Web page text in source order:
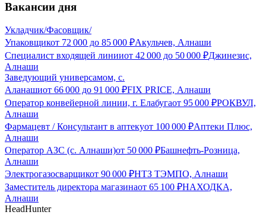
Вакансии дня
Укладчик/Фасовщик/
Упаковщикот 72 000 до 85 000 ₽Акульчев, Алнаши
Специалист входящей линииот 42 000 до 50 000 ₽Джинезис,
Алнаши
Заведующий универсамом, с.
Аланашиот 66 000 до 91 000 ₽FIX PRICE, Алнаши
Оператор конвейерной линии, г. Елабугаот 95 000 ₽РОКВУЛ,
Алнаши
Фармацевт / Консультант в аптекуот 100 000 ₽Аптеки Плюс,
Алнаши
Оператор АЗС (с. Алнаши)от 50 000 ₽Башнефть-Розница,
Алнаши
Электрогазосварщикот 90 000 ₽НТЗ ТЭМПО, Алнаши
Заместитель директора магазинаот 65 100 ₽НАХОДКА,
Алнаши
HeadHunter